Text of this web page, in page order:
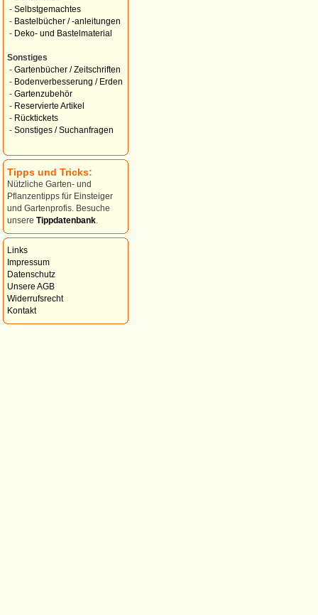
- Selbstgemachtes
- Bastelbücher / -anleitungen
- Deko- und Bastelmaterial
Sonstiges
- Gartenbücher / Zeitschriften
- Bodenverbesserung / Erden
- Gartenzubehör
- Reservierte Artikel
- Rücktickets
- Sonstiges / Suchanfragen
Tipps und Tricks:
Nützliche Garten- und
Pflanzentipps für Einsteiger
und Gartenprofis. Besuche
unsere Tippdatenbank
Links
Impressum
Datenschutz
Unsere AGB
Widerrufsrecht
Kontakt